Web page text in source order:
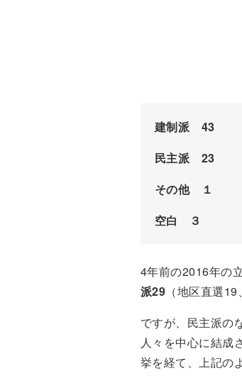
建制派 43
民主派 23
その他 １
空白 ３
4年前の2016年の
派29 （地区直選
ですが、民主派の
人々を中心に結成
挙を経て、上記の